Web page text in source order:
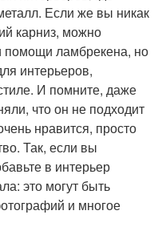
Если же вы никак
карниз, можно
помощи ламбрекена, но
интерьеров,
И помните, даже
что он не подходит
нравится, просто
Так, если вы
в интерьер
это могут быть
и многое